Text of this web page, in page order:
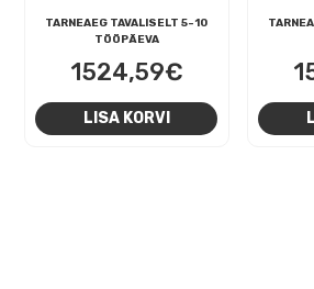
TARNEAEG TAVALISELT 5-10
TÖÖPÄEVA
1524,59€
LISA KORVI